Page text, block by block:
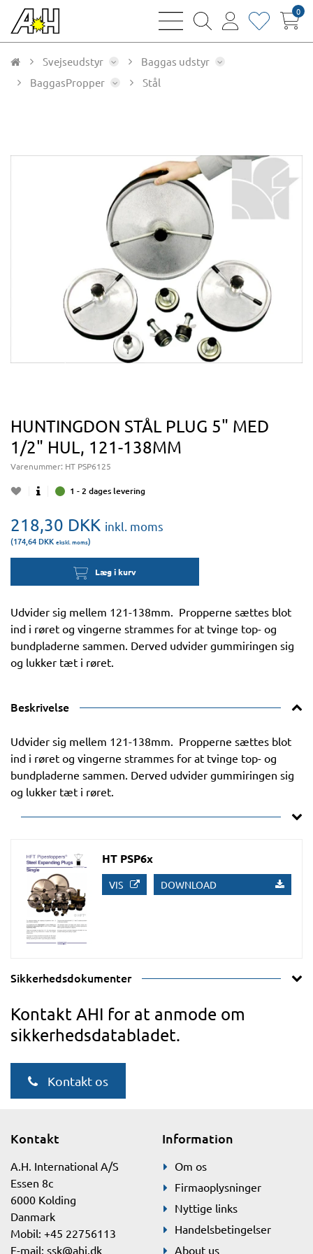
bars
magnifying
user
heart0
Svejseudstyr
Baggas udstyr
BaggasPropper
Stål
HUNTINGDON STÅL PLUG 5" MED
1/2" HUL, 121-138MM
Varenummer: HT PSP6125
1 - 2 dages levering
218,30 DKK inkl. moms
(174,64 DKK ekskl. moms)
Læg i kurv
Udvider sig mellem 121-138mm. Propperne sættes blot
ind i røret og vingerne strammes for at tvinge top- og
bundpladerne sammen. Derved udvider gummiringen sig
og lukker tæt i røret.
Beskrivelse
Udvider sig mellem 121-138mm. Propperne sættes blot
ind i røret og vingerne strammes for at tvinge top- og
bundpladerne sammen. Derved udvider gummiringen sig
og lukker tæt i røret.
HT PSP6x
VIS DOWNLOAD
Sikkerhedsdokumenter
Kontakt AHI for at anmode om
sikkerhedsdatabladet.
Kontakt os
Kontakt
A.H. International A/S
Essen 8c
6000 Kolding
Danmark
Mobil: +45 22756113
E-mail: ssk@ahi.dk
Information
Om os
Firmaoplysninger
Nyttige links
Handelsbetingelser
About us